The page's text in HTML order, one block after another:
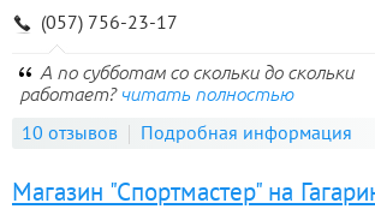
(057) 756-23-17
А по субботам со скольки до скольки
работает? читать полностью
10 отзывов Подробная информация
Магазин "Спортмастер" на